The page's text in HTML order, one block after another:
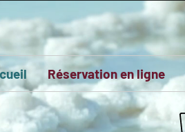
Réservation en ligne